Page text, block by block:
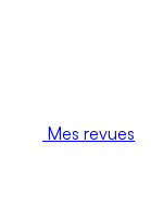
Mes revues